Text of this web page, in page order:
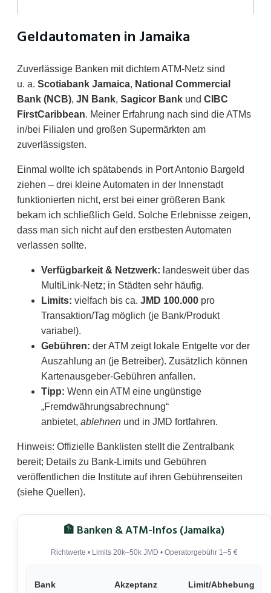
Geldautomaten in Jamaika
Zuverlässige Banken mit dichtem ATM-Netz sind
u. a. Scotiabank Jamaica, National Commercial
Bank (NCB), JN Bank, Sagicor Bank und CIBC
FirstCaribbean. Meiner Erfahrung nach sind die ATMs
in/bei Filialen und großen Supermärkten am
zuverlässigsten.
Einmal wollte ich spätabends in Port Antonio Bargeld
ziehen – drei kleine Automaten in der Innenstadt
funktionierten nicht, erst bei einer größeren Bank
bekam ich schließlich Geld. Solche Erlebnisse zeigen,
dass man sich nicht auf den erstbesten Automaten
verlassen sollte.
Verfügbarkeit & Netzwerk: landesweit über das
MultiLink-Netz; in Städten sehr häufig.
Limits: vielfach bis ca. JMD 100.000 pro
Transaktion/Tag möglich (je Bank/Produkt
variabel).
Gebühren: der ATM zeigt lokale Entgelte vor der
Auszahlung an (je Betreiber). Zusätzlich können
Kartenausgeber-Gebühren anfallen.
Tipp: Wenn ein ATM eine ungünstige
„Fremdwährungsabrechnung“
anbietet, ablehnen und in JMD fortfahren.
Hinweis: Offizielle Banklisten stellt die Zentralbank
bereit; Details zu Bank-Limits und Gebühren
veröffentlichen die Institute auf ihren Gebührenseiten
(siehe Quellen).
🏦 Banken & ATM-Infos (Jamaika)
Richtwerte • Limits 20k–50k JMD • Operatorgebühr 1–5 €
Bank Akzeptanz Limit/Abhebung